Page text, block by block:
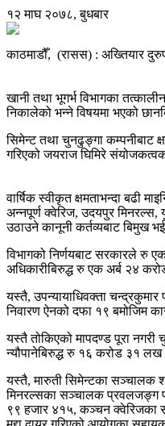
१२ माघ २०७८, बुधबार
काठमाडौँ, (रासस) : अख्तियार
खानी तथा भूगर्भ विभागका
निकालेको भन्ने विषयमा भएको
सिमेन्ट तथा चुनढुङ्गा कम्पनीबाट
गरिएको जयराज घिमिरे
वार्षिक स्वीकृत क्षमताभन्दा बढी
अन्नपूर्ण क्वेरिज, उदयपुर मिनरल्स,
उठाउने कानूनी कर्तव्यबाट बिमुख
विभागको निर्णयबाट सरकारले रु
अधिकारीबिरुद्ध रु एक अर्ब २४
यस्तै, उपन्यायाधिवक्ता
निवारण ऐनको दफा १९ बमोजिम
यस्तै तोकिएको मापदण्ड पूरा
न्यौपानेबिरुद्ध रु १६ करोड ३१ लख
यस्तै, मारुती सिमेन्टका सञ्चालक
मिनरल्सका सञ्चालक प्रवलजङ्ग
९९ हजार ४१५, कञ्चन क्वेरिजका